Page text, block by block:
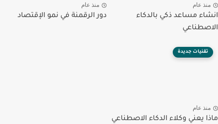
منذ عام
انشاء مساعد ذكي بالدكاء
الاصطناعي
منذ عام
دور الرقمنة في نمو الإقتصاد
تقنيات جديدة
منذ عام
ماذا يعني وكلاء الدكاء الاصطناعي